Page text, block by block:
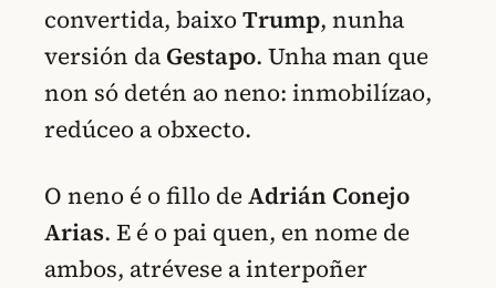
convertida, baixoTrump, nunha
versión da Gestapo. Unha man que
non só detén ao neno: inmobilízao,
redúceo a obxecto.
O neno é o fillo deAdrián Conejo
Arias. E é o pai quen, en nome de
ambos, atrévese a interpoñer